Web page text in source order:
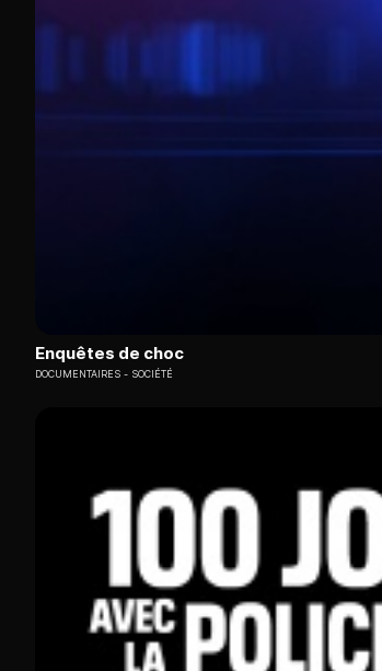
Enquêtes de choc
DOCUMENTAIRES SOCIÉTÉ